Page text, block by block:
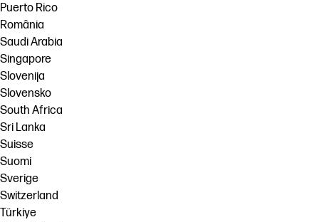
Puerto Rico
România
Saudi Arabia
Singapore
Slovenija
Slovensko
South Africa
Sri Lanka
Suisse
Suomi
Sverige
Switzerland
Türkiye